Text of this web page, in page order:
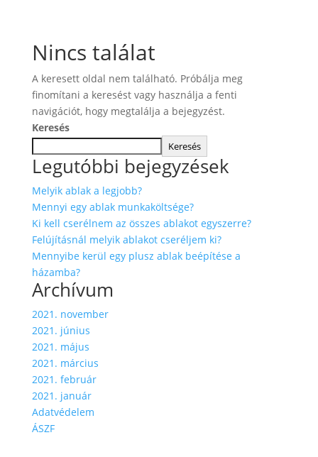
Nincs találat
A keresett oldal nem található. Próbálja meg
finomítani a keresést vagy használja a fenti
navigációt, hogy megtalálja a bejegyzést.
Keresés
Keresés
Legutóbbi bejegyzések
Melyik ablak a legjobb?
Mennyi egy ablak munkaköltsége?
Ki kell cserélnem az összes ablakot egyszerre?
Felújításnál melyik ablakot cseréljem ki?
Mennyibe kerül egy plusz ablak beépítése a
házamba?
Archívum
2021. november
2021. június
2021. május
2021. március
2021. február
2021. január
Adatvédelem
ÁSZF